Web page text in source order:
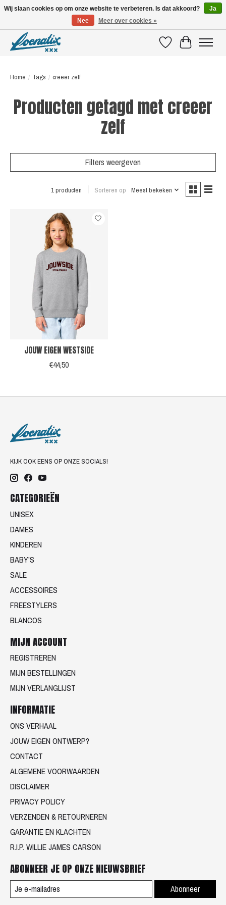
VerlanglijstWinkelwagen
Home / Tags / creeer zelf
Producten getagd met creeer
zelf
Filters weergeven
1 producten Sorteren op Meest bekeken
JOUW EIGEN WESTSIDE
€44,50
KIJK OOK EENS OP ONZE SOCIALS!
CATEGORIEËN
UNISEX
DAMES
KINDEREN
BABY'S
SALE
ACCESSOIRES
FREESTYLERS
BLANCOS
MIJN ACCOUNT
REGISTREREN
MIJN BESTELLINGEN
MIJN VERLANGLIJST
INFORMATIE
ONS VERHAAL
JOUW EIGEN ONTWERP?
CONTACT
ALGEMENE VOORWAARDEN
DISCLAIMER
PRIVACY POLICY
VERZENDEN & RETOURNEREN
GARANTIE EN KLACHTEN
R.I.P. WILLIE JAMES CARSON
ABONNEER JE OP ONZE NIEUWSBRIEF
Abonneer
Wij slaan cookies op om onze website te verbeteren. Is dat akkoord?
Ja
Nee
Meer over cookies »